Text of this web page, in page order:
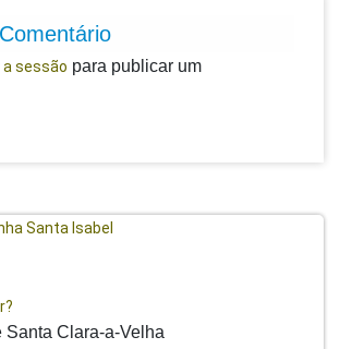
a sessão para publicar um
Santa Clara-a-Velha